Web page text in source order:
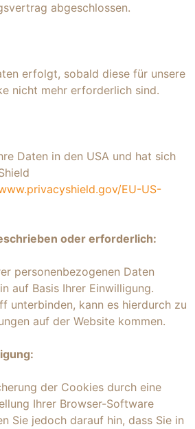
abgeschlossen.
erfolgt, sobald diese für unsere
nicht mehr erforderlich sind.
Daten in den USA und hat sich
EU-US-
oder erforderlich:
personenbezogenen Daten
auf Basis Ihrer Einwilligung.
unterbinden, kann es hierdurch zu
auf der Website kommen.
der Cookies durch eine
Ihrer Browser-Software
Sie jedoch darauf hin, dass Sie in